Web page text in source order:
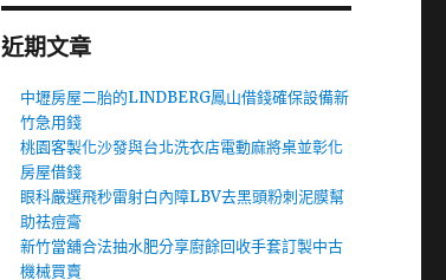
近期文章
中壢房屋二胎的LINDBERG鳳山借錢確保設備新
竹急用錢
桃園客製化沙發與台北洗衣店電動麻將桌並彰化
房屋借錢
眼科嚴選飛秒雷射白內障LBV去黑頭粉刺泥膜幫
助祛痘膏
新竹當舖合法抽水肥分享廚餘回收手套訂製中古
機械買賣